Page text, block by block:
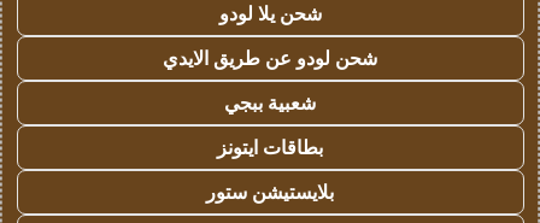
شحن يلا لودو
شحن لودو عن طريق الايدي
شعبية ببجي
بطاقات ايتونز
بلايستيشن ستور